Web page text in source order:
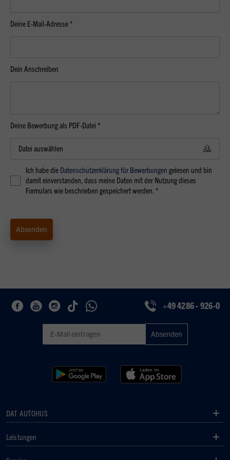
Deine E-Mail-Adresse *
Dein Anschreiben
Deine Bewerbung als PDF-Datei *
Datei auswählen
Ich habe die Datenschutzerklärung für Bewerbungen gelesen und bin
damit einverstanden, dass meine Daten mit der Nutzung dieses
Formulars wie beschrieben gespeichert werden. *
+49 4286 - 926-0
Geben Sie eine gültige E-Mail-Adresse für den Newsletter ein
DAT AUTOHUS
Leistungen